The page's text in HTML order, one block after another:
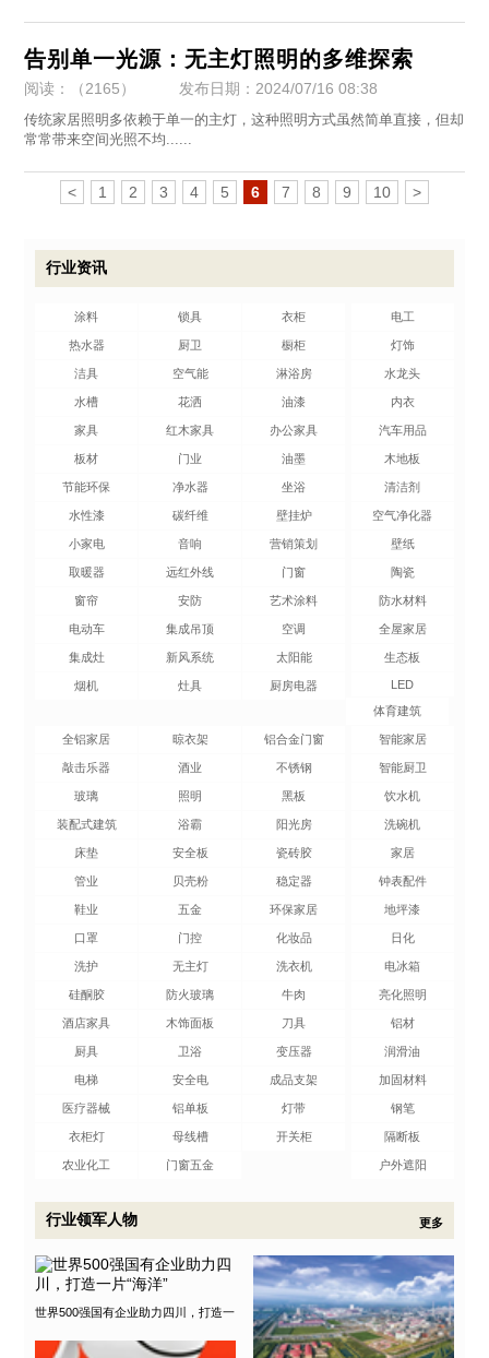
告别单一光源：无主灯照明的多维探索
阅读：（2165） 发布日期：2024/07/16 08:38
​传统家居照明多依赖于单一的主灯，这种照明方式虽然简单直接，但却
常常带来空间光照不均......
< 1 2 3 4 5 6 7 8 9 10 >
行业资讯
涂料 锁具 衣柜 电工
热水器 厨卫 橱柜 灯饰
洁具 空气能 淋浴房 水龙头
水槽 花洒 油漆 内衣
家具 红木家具 办公家具 汽车用品
板材 门业 油墨 木地板
节能环保 净水器 坐浴 清洁剂
水性漆 碳纤维 壁挂炉 空气净化器
小家电 音响 营销策划 壁纸
取暖器 远红外线 门窗 陶瓷
窗帘 安防 艺术涂料 防水材料
电动车 集成吊顶 空调 全屋家居
集成灶 新风系统 太阳能 生态板
烟机 灶具 厨房电器
LED
体育建筑
全铝家居 晾衣架 智能家居
铝合金门窗
敲击乐器 酒业 智能厨卫
不锈钢
玻璃 照明 饮水机
黑板
装配式建筑 浴霸 洗碗机
阳光房
床垫 安全板 家居
瓷砖胶
管业 贝壳粉 钟表配件
稳定器
鞋业 五金 地坪漆
环保家居
口罩 门控 日化
化妆品
洗护 无主灯 电冰箱
洗衣机
硅酮胶 防火玻璃 亮化照明
牛肉
酒店家具 木饰面板 铝材
刀具
厨具 卫浴 润滑油
变压器
电梯 安全电 加固材料
成品支架
医疗器械 铝单板 钢笔
灯带
衣柜灯 母线槽 隔断板
开关柜
农业化工 门窗五金 户外遮阳
行业领军人物 更多
世界500强国有企业助力四川，打造一